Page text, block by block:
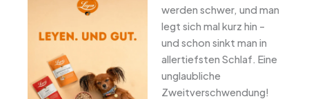
werden schwer, und man
legt sich mal kurz hin –
und schon sinkt man in
allertiefsten Schlaf. Eine
unglaubliche
Zweitverschwendung!